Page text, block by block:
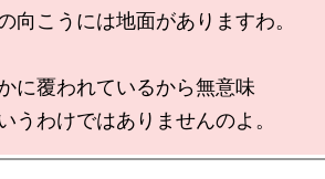
向こうには地面がありますわ。
に覆われているから無意味